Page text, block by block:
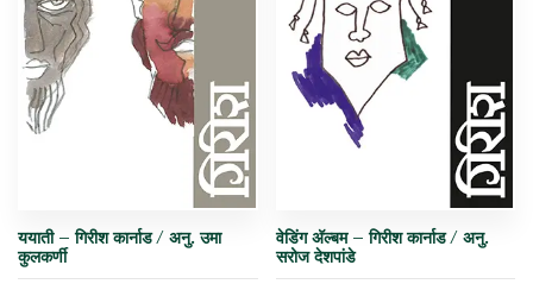
ययाती – गिरीश कार्नाड / अनु. उमा
कुलकर्णी
वेडिंग अ‍ॅल्बम – गिरीश कार्नाड / अनु.
सरोज देशपांडे